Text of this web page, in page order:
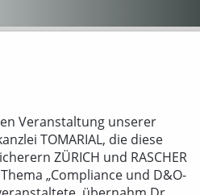
Veranstaltung unserer
TOMARIAL, die diese
ZÜRICH und RASCHER
„Compliance und D&O-